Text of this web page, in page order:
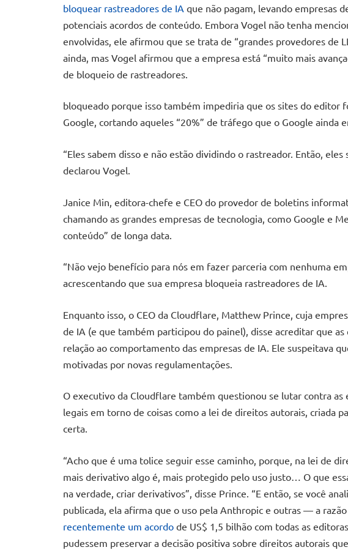
bloquear rastreadores de IA que não pagam, levando empresas
potenciais acordos de conteúdo. Embora Vogel não tenha
envolvidas, ele afirmou que se trata de “grandes provedores de
ainda, mas Vogel afirmou que a empresa está “muito mais
de bloqueio de rastreadores.
bloqueado porque isso também impediria que os sites do editor
Google, cortando aqueles “20%” de tráfego que o Google ainda
“Eles sabem disso e não estão dividindo o rastreador. Então, eles
declarou Vogel.
Janice Min, editora-chefe e CEO do provedor de boletins
chamando as grandes empresas de tecnologia, como Google e
conteúdo” de longa data.
“Não vejo benefício para nós em fazer parceria com nenhuma
acrescentando que sua empresa bloqueia rastreadores de IA.
Enquanto isso, o CEO da Cloudflare, Matthew Prince, cuja
de IA (e que também participou do painel), disse acreditar que
relação ao comportamento das empresas de IA. Ele suspeitava
motivadas por novas regulamentações.
O executivo da Cloudflare também questionou se lutar contra as
legais em torno de coisas como a lei de direitos autorais, criada
certa.
“Acho que é uma tolice seguir esse caminho, porque, na lei de
mais derivativo algo é, mais protegido pelo uso justo… O que
na verdade, criar derivativos”, disse Prince. “E então, se você
publicada, ela afirma que o uso pela Anthropic e outras — a
recentemente um acordo de US$ 1,5 bilhão com todas as
pudessem preservar a decisão positiva sobre direitos autorais